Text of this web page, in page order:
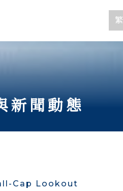
繁
新聞動態
Cap Lookout